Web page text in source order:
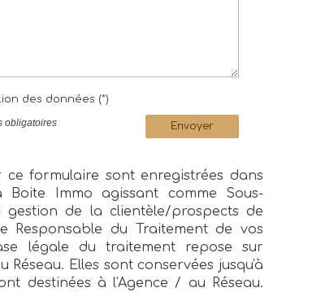
des données (*)
Envoyer
obligatoires
ce formulaire sont enregistrées dans
Immo agissant comme Sous-
de la clientèle/prospects de
Responsable du Traitement de vos
légale du traitement repose sur
Elles sont conservées jusqu'à
destinées à l'Agence / au Réseau.